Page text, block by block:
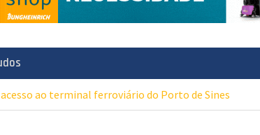
ao terminal ferroviário do Porto de Sines